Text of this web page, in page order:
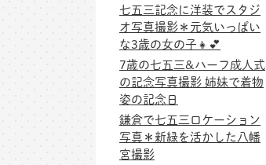
七五三記念に洋装でスタジ
オ写真撮影＊元気いっぱい
な3歳の女の子👧💕
7歳の七五三&ハーフ成人式
の記念写真撮影 姉妹で着物
姿の記念日
鎌倉で七五三ロケーション
写真＊新緑を活かした八幡
宮撮影